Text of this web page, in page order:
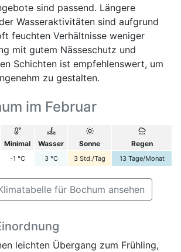
sind passend. Längere
Wasseraktivitäten sind aufgrund
feuchten Verhältnisse weniger
mit gutem Nässeschutz und
Schichten ist empfehlenswert, um
zu gestalten.
im Februar
Minimal Wasser Sonne Regen
-1 °C 3 °C 3 Std./Tag 13 Tage/Monat
für Bochum ansehen
leichten Übergang zum Frühling,